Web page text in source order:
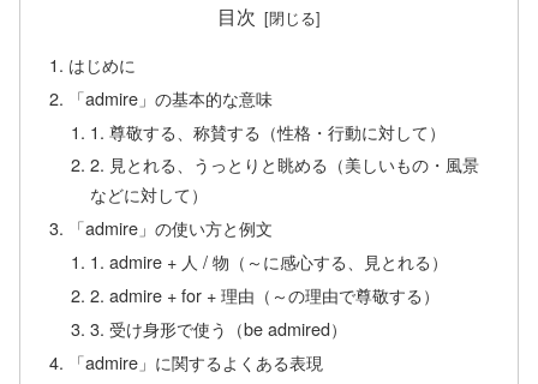
目次
はじめに
「admire」の基本的な意味
1. 尊敬する、称賛する（性格・行動に対して）
2. 見とれる、うっとりと眺める（美しいもの・風景
などに対して）
「admire」の使い方と例文
1. admire + 人 / 物（～に感心する、見とれる）
2. admire + for + 理由（～の理由で尊敬する）
3. 受け身形で使う（be admired）
「admire」に関するよくある表現